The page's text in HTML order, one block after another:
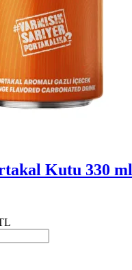
Kutu 330 ml